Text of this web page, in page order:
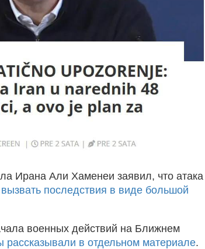
Ирана Али Хаменеи заявил, что атака
последствия в виде большой
военных действий на Ближнем
рассказывали в отдельном материале.